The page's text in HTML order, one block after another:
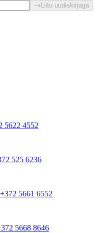
Liitu uudiskirjaga
5622 4552
525 6236
+372 5661 6552
5668 8646